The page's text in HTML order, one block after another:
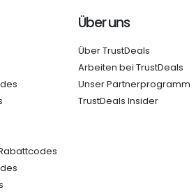
Über uns
Über TrustDeals
Arbeiten bei TrustDeals
Unser Partnerprogramm
TrustDeals Insider